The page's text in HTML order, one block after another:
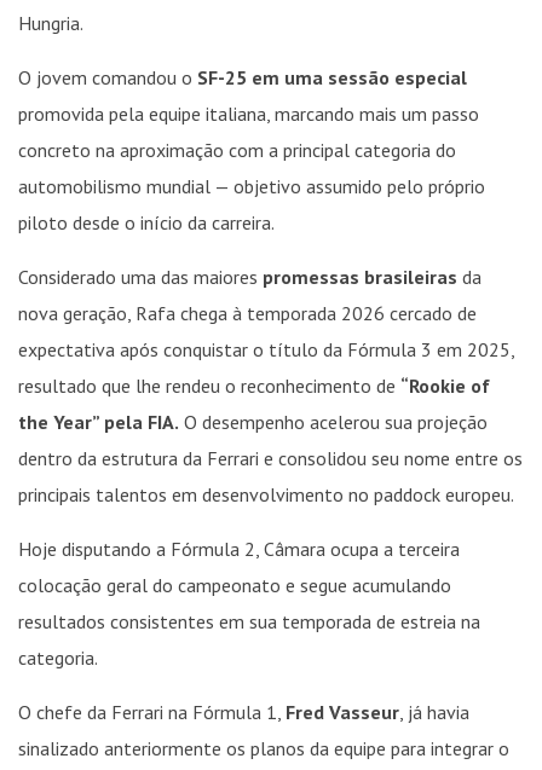
Hungria.
O jovem comandou o SF-25 em uma sessão especial
promovida pela equipe italiana, marcando mais um passo
concreto na aproximação com a principal categoria do
automobilismo mundial — objetivo assumido pelo próprio
piloto desde o início da carreira.
Considerado uma das maiores promessas brasileiras da
nova geração, Rafa chega à temporada 2026 cercado de
expectativa após conquistar o título da Fórmula 3 em 2025,
resultado que lhe rendeu o reconhecimento de “Rookie of
the Year” pela FIA. O desempenho acelerou sua projeção
dentro da estrutura da Ferrari e consolidou seu nome entre os
principais talentos em desenvolvimento no paddock europeu.
Hoje disputando a Fórmula 2, Câmara ocupa a terceira
colocação geral do campeonato e segue acumulando
resultados consistentes em sua temporada de estreia na
categoria.
O chefe da Ferrari na Fórmula 1, Fred Vasseur, já havia
sinalizado anteriormente os planos da equipe para integrar o